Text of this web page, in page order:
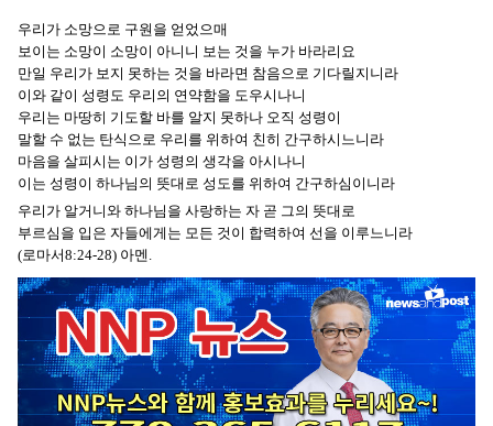
우리가 소망으로 구원을 얻었으매
보이는 소망이 소망이 아니니 보는 것을 누가 바라리요
만일 우리가 보지 못하는 것을 바라면 참음으로 기다릴지니라
이와 같이 성령도 우리의 연약함을 도우시나니
우리는 마땅히 기도할 바를 알지 못하나 오직 성령이
말할 수 없는 탄식으로 우리를 위하여 친히 간구하시느니라
마음을 살피시는 이가 성령의 생각을 아시나니
이는 성령이 하나님의 뜻대로 성도를 위하여 간구하심이니라
우리가 알거니와 하나님을 사랑하는 자 곧 그의 뜻대로
부르심을 입은 자들에게는 모든 것이 합력하여 선을 이루느니라
(로마서8:24-28) 아멘.